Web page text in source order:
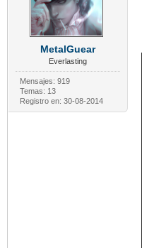
MetalGuear
Everlasting
Mensajes: 919
Temas: 13
Registro en: 30-08-2014